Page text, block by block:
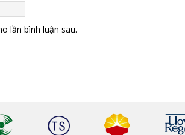
lần bình luận sau.